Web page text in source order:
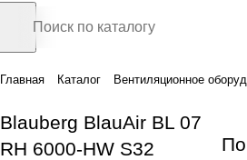
Главная Каталог Вентиляционное
Blauberg BlauAir BL 07
RH 6000-HW S32